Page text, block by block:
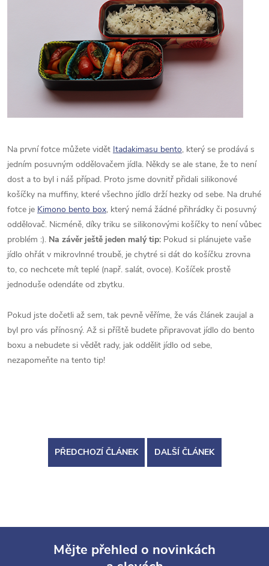
Na první fotce můžete vidět Itadakimasu bento, který se prodává s
jedním posuvným oddělovačem jídla. Někdy se ale stane, že to není
dost a to byl i náš případ. Proto jsme dovnitř přidali silikonové
košíčky na muffiny, které všechno jídlo drží hezky od sebe. Na druhé
fotce je Kimono bento box, který nemá žádné přihrádky či posuvný
oddělovač. Nicméně, díky triku se silikonovými košíčky to není vůbec
problém :). Na závěr ještě jeden malý tip: Pokud si plánujete vaše
jídlo ohřát v mikrovlnné troubě, je chytré si dát do košíčku zrovna
to, co nechcete mít teplé (např. salát, ovoce). Košíček prostě
jednoduše odendáte od zbytku.
Pokud jste dočetli až sem, tak pevně věříme, že vás článek zaujal a
byl pro vás přínosný. Až si příště budete připravovat jídlo do bento
boxu a nebudete si vědět rady, jak oddělit jídlo od sebe,
nezapomeňte na tento tip!
PŘEDCHOZÍ ČLÁNEK DALŠÍ ČLÁNEK
Mějte přehled o novinkách